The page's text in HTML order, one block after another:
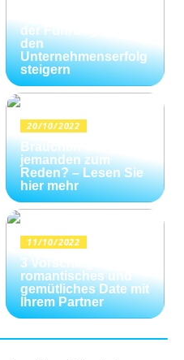
der Führungskräfte
den
Unternehmenserfolg
steigern
20/10/2022
Brauchen Sie
jemanden zum
Reden? – Lesen Sie
hier mehr
11/10/2022
3 Vorschläge für ein
romantisches und
gemütliches Date mit
Ihrem Partner